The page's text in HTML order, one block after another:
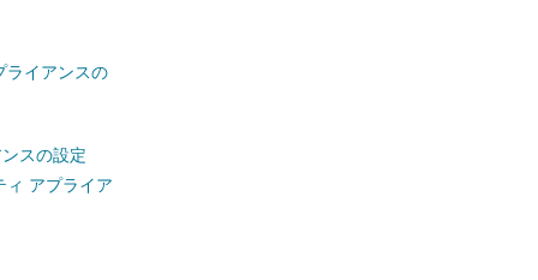
ライアンスの
スの設定
ィ アプライア